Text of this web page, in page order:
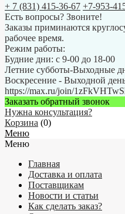
+ 7 (831) 415-36-67 +7-953-
Есть вопросы? Звоните!
Заказы приминаются
рабочее время.
Режим работы:
Будние дни: с 9-00 до 18-00
Летние субботы-Выходные
Воскресение - Выходной
https://max.ru/join/
Заказать обратный звонок
Нужна консультация?
Корзина (0)
Меню
Меню
Главная
Доставка и оплата
Поставщикам
Новости и статьи
Как сделать заказ?